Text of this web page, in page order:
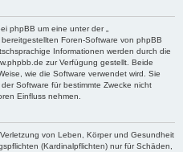
phpBB um eine unter der „
bereitgestellten Foren-Software von phpBB
Informationen werden durch die
zur Verfügung gestellt. Beide
wie die Software verwendet wird. Sie
Software für bestimmte Zwecke nicht
Einfluss nehmen.
von Leben, Körper und Gesundheit
(Kardinalpflichten) nur für Schäden,